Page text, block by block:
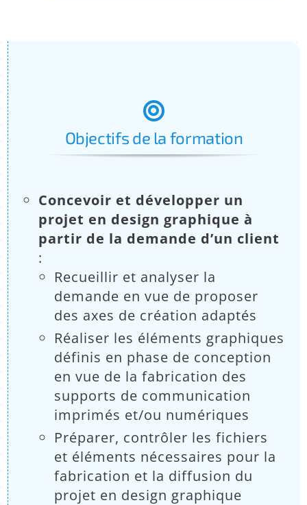
Objectifs de la formation
Concevoir et développer un
projet en design graphique à
partir de la demande d’un client
:
Recueillir et analyser la
demande en vue de proposer
des axes de création adaptés
Réaliser les éléments graphiques
définis en phase de conception
en vue de la fabrication des
supports de communication
imprimés et/ou numériques
Préparer, contrôler les fichiers
et éléments nécessaires pour la
fabrication et la diffusion du
projet en design graphique